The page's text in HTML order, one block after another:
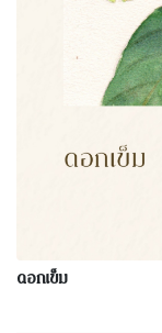
ดอกเข็ม